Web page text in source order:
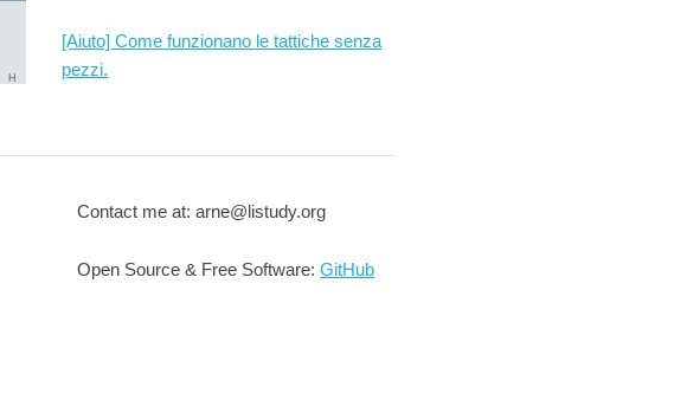
H
[Aiuto] Come funzionano le tattiche senza
pezzi.
Contact me at: arne@listudy.org
Open Source & Free Software:GitHub